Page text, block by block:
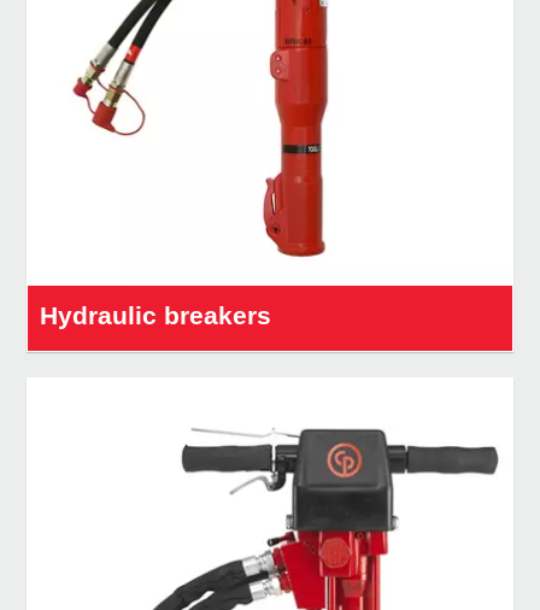
Hydraulic breakers